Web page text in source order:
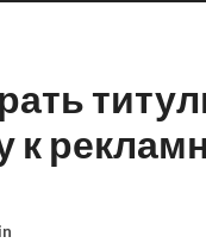
к